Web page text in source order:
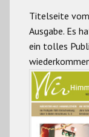
Titelseite vom
Ausgabe. Es
ein tolles